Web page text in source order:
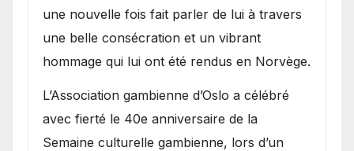
une nouvelle fois fait parler de lui à travers
une belle consécration et un vibrant
hommage qui lui ont été rendus en Norvège.
​L’Association gambienne d’Oslo a célébré
avec fierté le 40e anniversaire de la
Semaine culturelle gambienne, lors d’un